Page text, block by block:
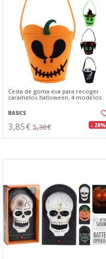
Cesta de goma eva para recoger
caramelos halloween, 4 modelos
BASICS
3,85€ 5,36€ - 28%